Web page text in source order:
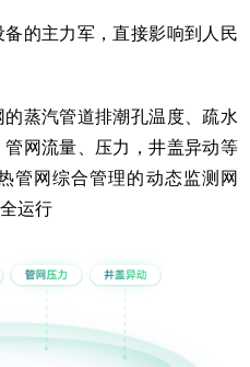
的主力军，直接影响到人民
蒸汽管道排潮孔温度、疏水
网流量、压力，井盖异动等
管网综合管理的动态监测网
运行